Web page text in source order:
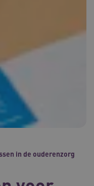
in de ouderenzorg